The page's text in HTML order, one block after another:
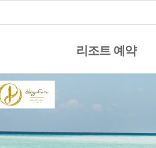
리조트 예약